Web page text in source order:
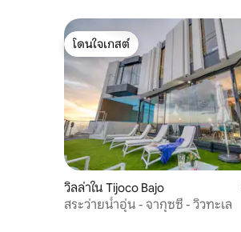
โดนใจเกสต์
โดนใจเกสต์
วิลล่าใน Tijoco Bajo
สระว่ายน้ำอุ่น - จากุซซี่ - วิวทะเล